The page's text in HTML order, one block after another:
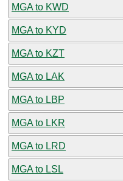
MGA to KWD
MGA to KYD
MGA to KZT
MGA to LAK
MGA to LBP
MGA to LKR
MGA to LRD
MGA to LSL